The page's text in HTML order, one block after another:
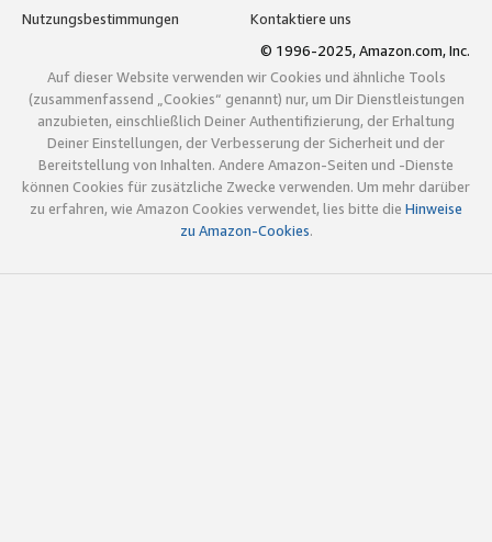
Nutzungsbestimmungen
Kontaktiere uns
© 1996-2025, Amazon.com, Inc.
Auf dieser Website verwenden wir Cookies und ähnliche Tools
(zusammenfassend „Cookies“ genannt) nur, um Dir Dienstleistungen
anzubieten, einschließlich Deiner Authentifizierung, der Erhaltung
Deiner Einstellungen, der Verbesserung der Sicherheit und der
Bereitstellung von Inhalten. Andere Amazon-Seiten und -Dienste
können Cookies für zusätzliche Zwecke verwenden. Um mehr darüber
zu erfahren, wie Amazon Cookies verwendet, lies bitte die Hinweise
zu Amazon-Cookies.